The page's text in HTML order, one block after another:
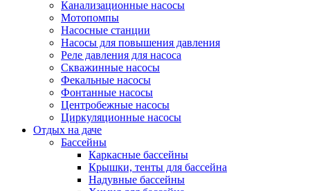
Канализационные насосы
Мотопомпы
Насосные станции
Насосы для повышения давления
Реле давления для насоса
Скважинные насосы
Фекальные насосы
Фонтанные насосы
Центробежные насосы
Циркуляционные насосы
Отдых на даче
Бассейны
Каркасные бассейны
Крышки, тенты для бассейна
Надувные бассейны